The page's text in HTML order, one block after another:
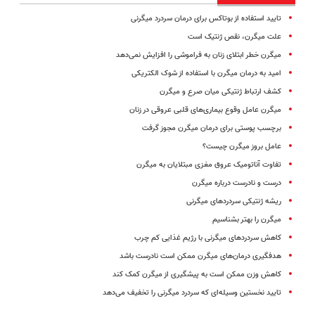
تایید استفاده از بوتاکس برای درمان سردرد میگرنی
علت میگرن، نقص ژنتیک است
میگرن خطر ابتلای زنان به فراموشی را افزایش نمی‌دهد
امید به درمان میگرن با استفاده از شوک الکتریکی
کشف ارتباط ژنتیکی میان صرع و میگرن
میگرن عامل وقوع بیماری‌های قلبی عروقی در زنان
برچسب پوستی برای درمان میگرن مجوز گرفت
عامل بروز میگرن چیست؟
تفاوت آناتومیک عروق مغزی مبتلایان به میگرن
درست و نادرست درباره میگرن
ریشه ژنتیکی سردردهای میگرنی
میگرن را بهتر بشناسیم
کاهش سردردهای میگرنی با رژیم غذایی کم چرب
هدفگیری درمان‌های میگرن ممکن است نادرست باشد
کاهش وزن ممکن است به پیشگیری از میگرن کمک کند
تایید نخستین وسیله‌ای که سردرد میگرنی را تخفیف می‌دهد